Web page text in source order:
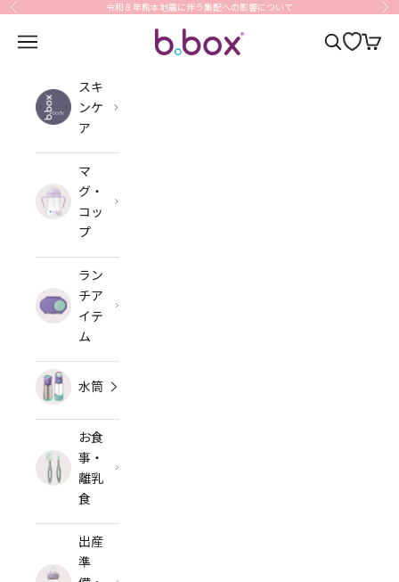
コンテンツへスキップ
前へ 令和８年熊本地震に伴う集配への影響について 次
b.box Japan
メニューを開く 検索を開く
カー
スキ
ンケ
ア
マ
グ・
コッ
プ
ラン
チア
イテ
ム
水筒
お食
事・
離乳
食
出産
準